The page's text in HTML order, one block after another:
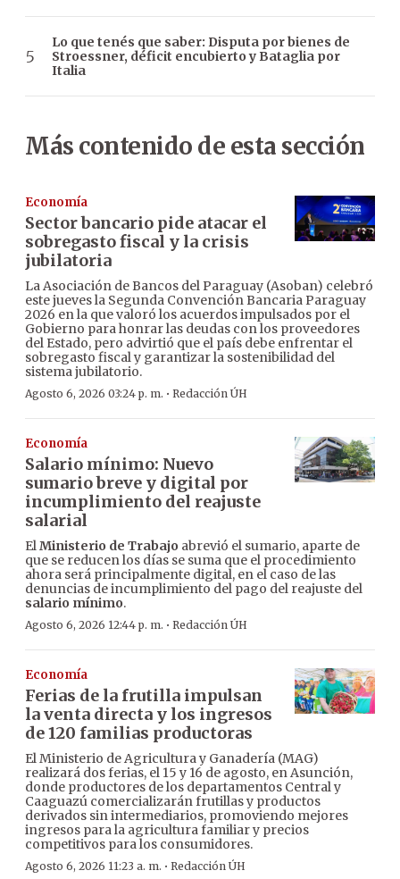
Lo que tenés que saber: Disputa por bienes de
Stroessner, déficit encubierto y Bataglia por
Italia
Más contenido de esta sección
Economía
Sector bancario pide atacar el
sobregasto fiscal y la crisis
jubilatoria
La Asociación de Bancos del Paraguay (Asoban) celebró
este jueves la Segunda Convención Bancaria Paraguay
2026 en la que valoró los acuerdos impulsados por el
Gobierno para honrar las deudas con los proveedores
del Estado, pero advirtió que el país debe enfrentar el
sobregasto fiscal y garantizar la sostenibilidad del
sistema jubilatorio.
Agosto 6, 2026 03:24 p. m. · Redacción ÚH
Economía
Salario mínimo: Nuevo
sumario breve y digital por
incumplimiento del reajuste
salarial
ElMinisterio de Trabajo abrevió el sumario, aparte de
que se reducen los días se suma que el procedimiento
ahora será principalmente digital, en el caso de las
denuncias de incumplimiento del pago del reajuste del
salario mínimo.
Agosto 6, 2026 12:44 p. m. · Redacción ÚH
Economía
Ferias de la frutilla impulsan
la venta directa y los ingresos
de 120 familias productoras
El Ministerio de Agricultura y Ganadería (MAG)
realizará dos ferias, el 15 y 16 de agosto, en Asunción,
donde productores de los departamentos Central y
Caaguazú comercializarán frutillas y productos
derivados sin intermediarios, promoviendo mejores
ingresos para la agricultura familiar y precios
competitivos para los consumidores.
Agosto 6, 2026 11:23 a. m. · Redacción ÚH